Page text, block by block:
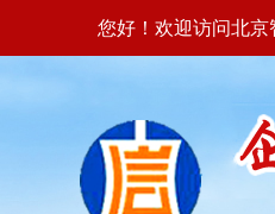
您好！欢迎访问北